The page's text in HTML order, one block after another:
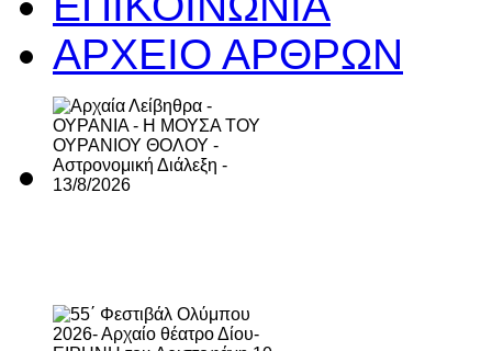
ΑΡΧΕΙΟ ΑΡΘΡΩΝ